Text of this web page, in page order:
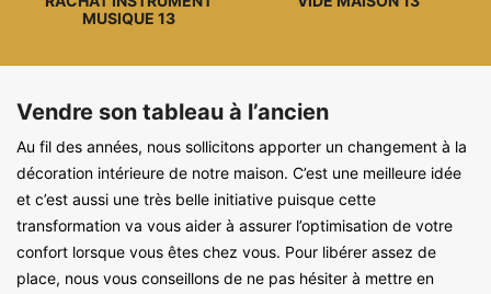
MUSIQUE 13
Vendre son tableau à l’ancien
Au fil des années, nous sollicitons apporter un changement à la
décoration intérieure de notre maison. C’est une meilleure idée
et c’est aussi une très belle initiative puisque cette
transformation va vous aider à assurer l’optimisation de votre
confort lorsque vous êtes chez vous. Pour libérer assez de
place, nous vous conseillons de ne pas hésiter à mettre en